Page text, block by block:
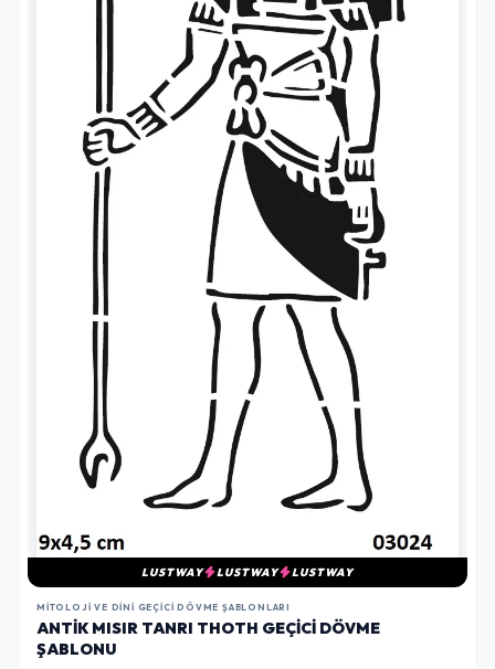
LUSTWAY LUSTWAY LUSTWAY
MITOLOJI VE DINI GEÇICI DÖVME ŞABLONLARI
ANTIK MISIR TANRI THOTH GEÇICI DÖVME
ŞABLONU